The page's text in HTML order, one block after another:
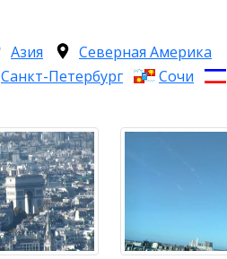
Азия
Северная Америка
Санкт-Петербург Сочи